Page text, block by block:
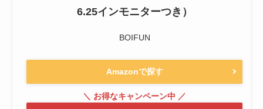
6.25インモニターつき）
BOIFUN
Amazonで探す